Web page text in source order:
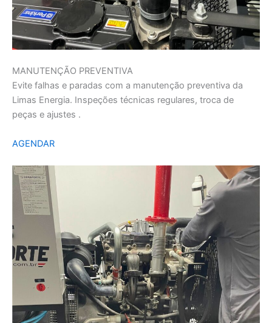
MANUTENÇÃO PREVENTIVA
Evite falhas e paradas com a manutenção preventiva da
Limas Energia. Inspeções técnicas regulares, troca de
peças e ajustes .
AGENDAR